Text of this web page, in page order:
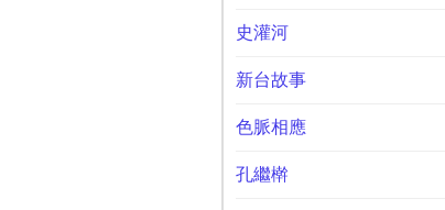
史灌河
新台故事
色脈相應
孔繼檊